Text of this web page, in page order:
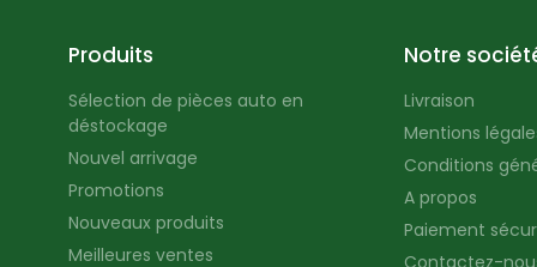
Produits
Sélection de pièces auto en
déstockage
Nouvel arrivage
Promotions
Nouveaux produits
Meilleures ventes
Notre
Livraison
Mentions
Conditions
A propos
Paiement
Contactez-